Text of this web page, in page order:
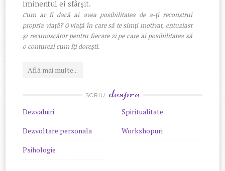
iminentul ei sfârşit.
Cum ar fi dacă ai avea posibilitatea de a-ţi reconstrui
propria viaţă? O viaţă în care să te simţi motivat, entuziast
şi recunoscător pentru fiecare zi pe care ai posibilitatea să
o conturezi cum îţi doreşti.
Află mai multe...
SCRIU despre
Dezvaluiri
Dezvoltare personala
Psihologie
Spiritualitate
Workshopuri